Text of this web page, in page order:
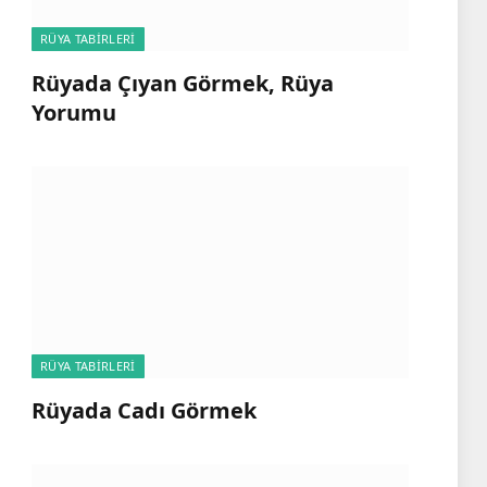
RÜYA TABIRLERI
Rüyada Çıyan Görmek, Rüya
Yorumu
RÜYA TABIRLERI
Rüyada Cadı Görmek